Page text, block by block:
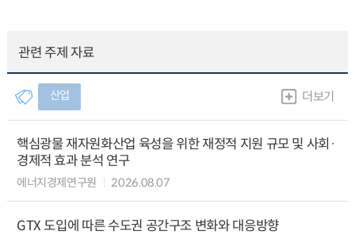
관련 주제 자료
산업 더보기
핵심광물 재자원화산업 육성을 위한 재정적 지원 규모 및 사회·
경제적 효과 분석 연구
에너지경제연구원 2026.08.07
GTX 도입에 따른 수도권 공간구조 변화와 대응방향